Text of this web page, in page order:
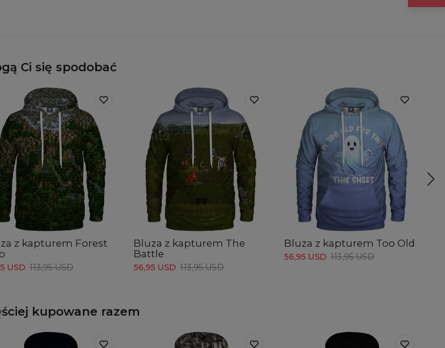
Ci się spodobać
z kapturem Forest
USD 113,95 USD
Bluza z kapturem The
Battle
56,95 USD 113,95 USD
Bluza z kapturem Too Old
56,95 USD 113,95 USD
kupowane razem